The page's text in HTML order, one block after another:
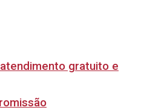
gratuito e